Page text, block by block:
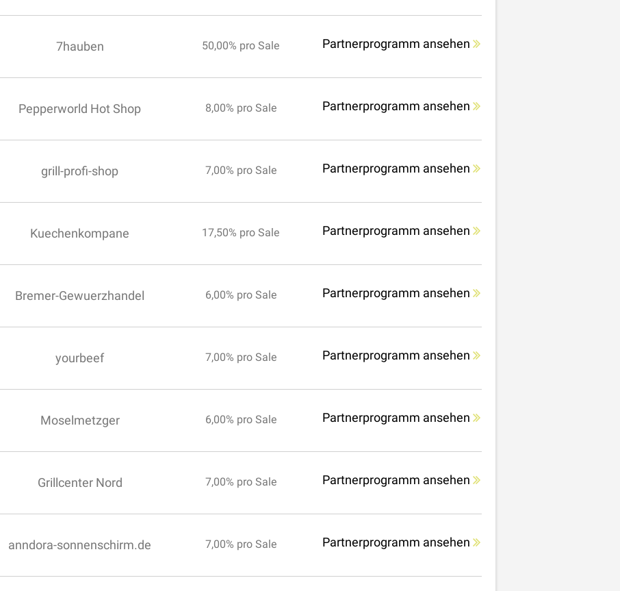
7hauben 50,00% pro Sale Partnerprogramm ansehen
Pepperworld Hot Shop 8,00% pro Sale Partnerprogramm ansehen
grill-profi-shop 7,00% pro Sale Partnerprogramm ansehen
Kuechenkompane 17,50% pro Sale Partnerprogramm ansehen
Bremer-Gewuerzhandel 6,00% pro Sale Partnerprogramm ansehen
yourbeef 7,00% pro Sale Partnerprogramm ansehen
Moselmetzger 6,00% pro Sale Partnerprogramm ansehen
Grillcenter Nord 7,00% pro Sale Partnerprogramm ansehen
anndora-sonnenschirm.de 7,00% pro Sale Partnerprogramm ansehen